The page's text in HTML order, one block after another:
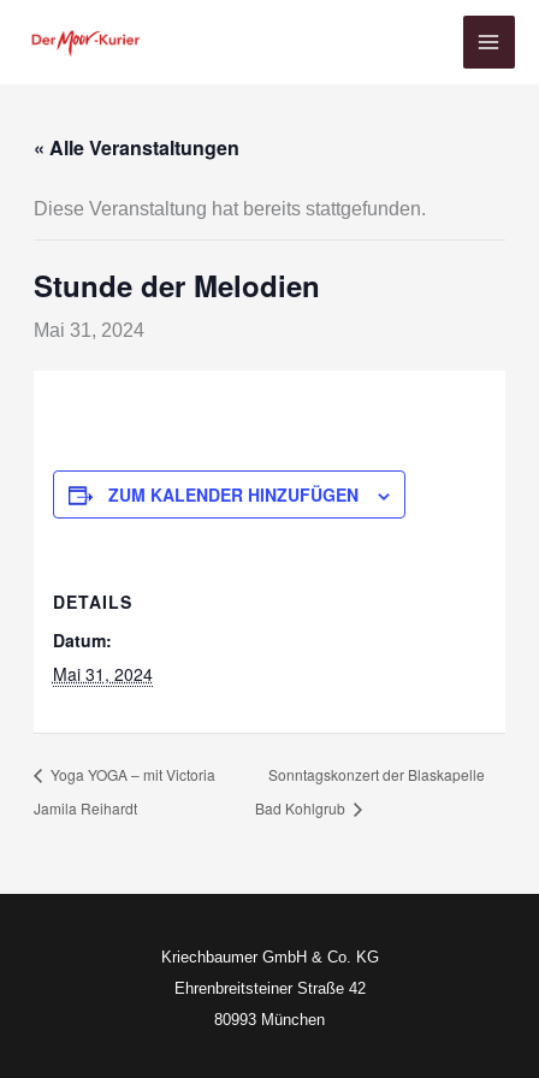
Inhalt
« Alle Veranstaltungen
Diese Veranstaltung hat bereits stattgefunden.
Stunde der Melodien
Mai 31, 2024
ZUM KALENDER HINZUFÜGEN
DETAILS
Datum:
Mai 31, 2024
Yoga YOGA – mit Victoria
Jamila Reihardt
Sonntagskonzert der Blaskapelle
Bad Kohlgrub
Kriechbaumer GmbH & Co. KG
Ehrenbreitsteiner Straße 42
80993 München